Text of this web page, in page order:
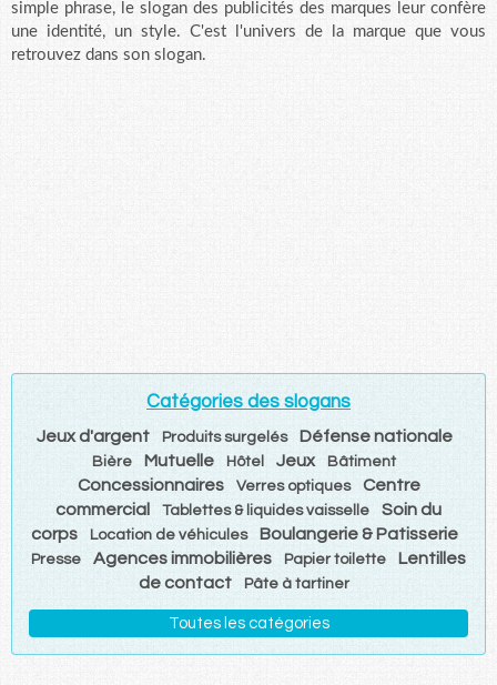
simple phrase, le slogan des publicités des marques leur confère
une identité, un style. C'est l'univers de la marque que vous
retrouvez dans son slogan.
Catégories des slogans
Jeux d'argent Produits surgelés Défense nationale
Bière Mutuelle Hôtel Jeux Bâtiment
Concessionnaires Verres optiques
Centre
commercial
Tablettes & liquides vaisselle
Soin du
corps
Location de véhicules Boulangerie & Patisserie
Presse Agences immobilières Papier toilette
Lentilles
de contact
Pâte à tartiner
Toutes les catégories